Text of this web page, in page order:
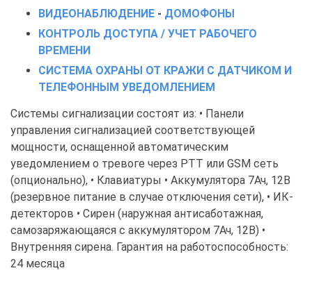
ВИДЕОНАБЛЮДЕНИЕ - ДОМОФОНЫ
КОНТРОЛЬ ДОСТУПА / УЧЕТ РАБОЧЕГО
ВРЕМЕНИ
СИСТЕМА ОХРАНЫ ОТ КРАЖИ С ДАТЧИКОМ И
ТЕЛЕФОННЫМ УВЕДОМЛЕНИЕМ
Системы сигнализации состоят из: • Панели
управления сигнализацией соответствующей
мощности, оснащенной автоматическим
уведомлением о тревоге через PTT или GSM сеть
(опционально), • Клавиатуры • Аккумулятора 7Ач, 12В
(резервное питание в случае отключения сети), • ИК-
детекторов • Сирен (наружная антисаботажная,
самозаряжающаяся с аккумулятором 7Ач, 12В) •
Внутренняя сирена. Гарантия на работоспособность:
24 месяца